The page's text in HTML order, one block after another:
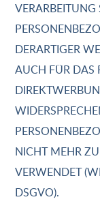
VERARBEITUNG
DERARTIGER
AUCH FÜR DAS
NICHT MEHR
VERWENDET
DSGVO).